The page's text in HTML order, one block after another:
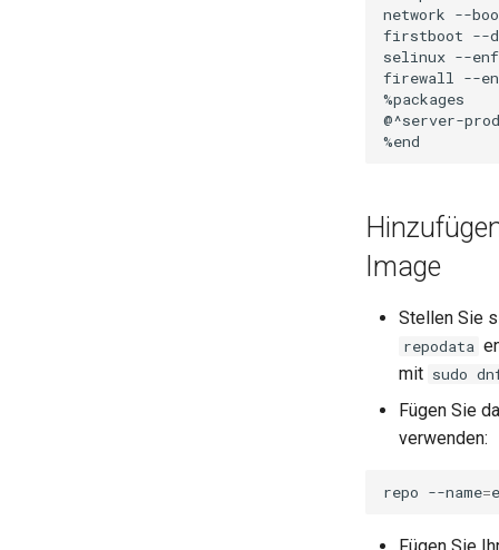
network --
firstboot --
selinux --
firewall
--
%packages
@^server-
Image
Stellen Sie
repodata
mit sudo
Fügen Sie
verwenden:
repo --name=